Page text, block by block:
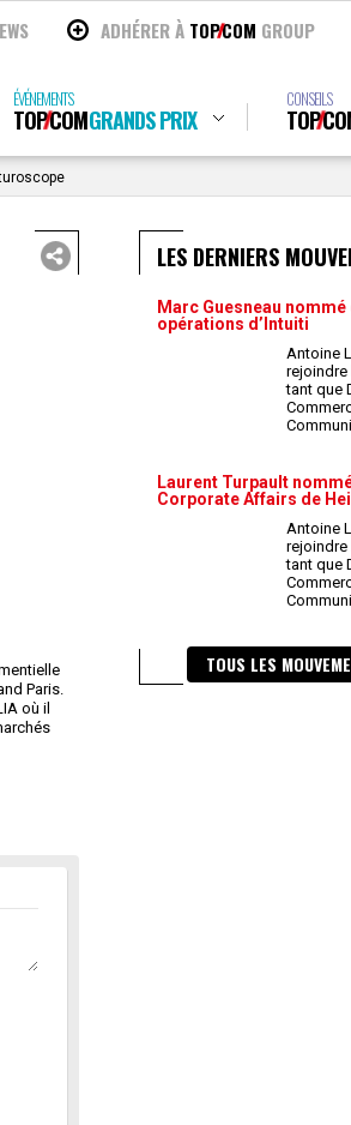
ADHÉRER À TOPCOM GROUP
ÉVÉNEMENTS
TOPCOMGRANDS PRIX
CONSEILS
TOP
Paris.
où il
LES DERNIERS
Marc Guesneau
opérations d’Intuiti
Antoine
rejoindre
tant que
Laurent Turpault
Corporate Affairs de
Antoine
rejoindre
tant que
TOUS LES